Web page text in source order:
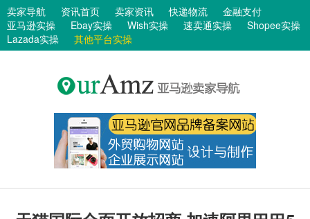
卖家导航 资讯首页 卖家资讯 快递物流
金融支付
亚马逊实操
Ebay实操 Wish实操 速卖通实操
Shopee实操
Lazada实操
其他平台实操